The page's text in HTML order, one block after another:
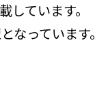
ています。
なっています。